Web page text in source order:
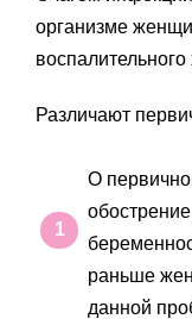
организме
воспалительного
Различают
О
раньше
данной